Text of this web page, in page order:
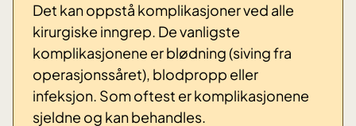
Det kan oppstå komplikasjoner ved alle
kirurgiske inngrep. De vanligste
komplikasjonene er blødning (siving fra
operasjonssåret), blodpropp eller
infeksjon. Som oftest er komplikasjonene
sjeldne og kan behandles.